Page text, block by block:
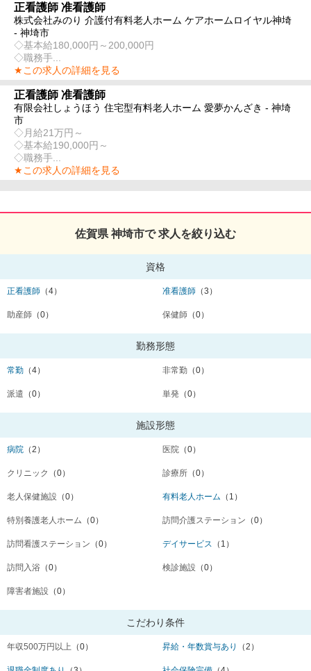
正看護師 准看護師
株式会社みのり 介護付有料老人ホーム ケアホームロイヤル神埼
- 神埼市
◇基本給180,000円～200,000円
◇職務手...
★この求人の詳細を見る
正看護師 准看護師
有限会社しょうほう 住宅型有料老人ホーム 愛夢かんざき - 神埼
市
◇月給21万円～
◇基本給190,000円～
◇職務手...
★この求人の詳細を見る
佐賀県 神埼市で 求人を絞り込む
資格
正看護師 （4） 准看護師 （3）
助産師 （0） 保健師 （0）
勤務形態
常勤 （4） 非常勤 （0）
派遣 （0） 単発 （0）
施設形態
病院 （2） 医院 （0）
クリニック （0） 診療所 （0）
老人保健施設 （0） 有料老人ホーム （1）
特別養護老人ホーム （0） 訪問介護ステーション （0）
訪問看護ステーション （0） デイサービス （1）
訪問入浴 （0） 検診施設 （0）
障害者施設 （0）
こだわり条件
年収500万円以上 （0） 昇給・年数賞与あり （2）